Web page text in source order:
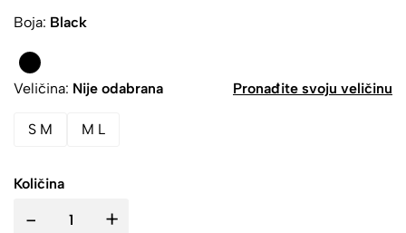
Boja: Black
Veličina: Nije odabrana Pronađite svoju veličinu
S M M L
Količina
- +